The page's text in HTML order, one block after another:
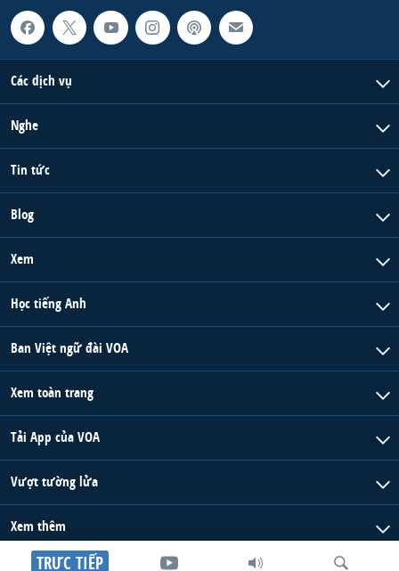
TRỰC TIẾP
Các dịch vụ
Nghe
Tin tức
Blog
Xem
Học tiếng Anh
Ban Việt ngữ đài VOA
Xem toàn trang
Tải App của VOA
Vượt tường lửa
Xem thêm